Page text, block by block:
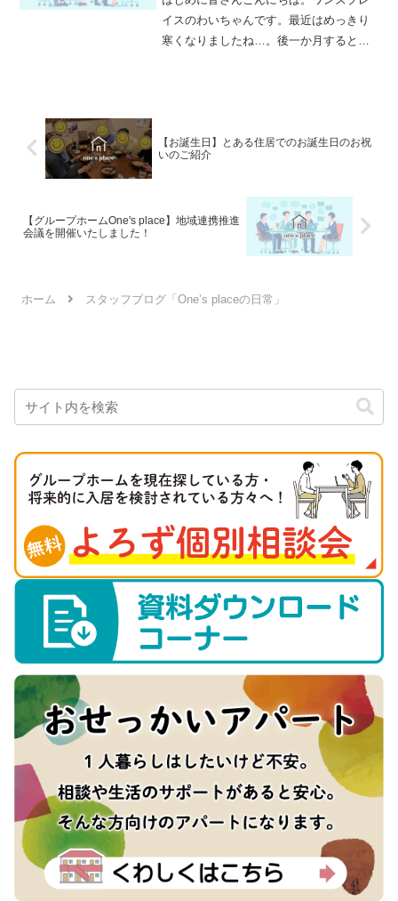
イスのわいちゃんです。最近はめっきり
寒くなりましたね…。後一か月すると年
【お誕生日】とある住居でのお誕生日のお祝
いのご紹介
【グループホームOne's place】地域連携推進
会議を開催いたしました！
ホーム スタッフブログ「One’s placeの日常」